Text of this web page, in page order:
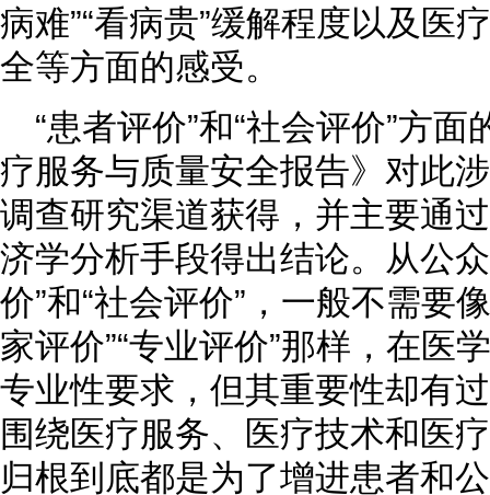
病难”“看病贵”缓解程度以及医
全等方面的感受。
“患者评价”和“社会评价”方
疗服务与质量安全报告》对此
调查研究渠道获得，并主要通
济学分析手段得出结论。从公
价”和“社会评价”，一般不需要
家评价”“专业评价”那样，在医
专业性要求，但其重要性却有
围绕医疗服务、医疗技术和医
归根到底都是为了增进患者和